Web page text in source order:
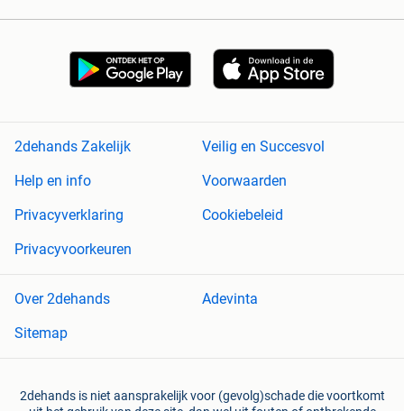
2dehands Zakelijk
Veilig en Succesvol
Help en info
Voorwaarden
Privacyverklaring
Cookiebeleid
Privacyvoorkeuren
Over 2dehands
Adevinta
Sitemap
2dehands is niet aansprakelijk voor (gevolg)schade die voortkomt